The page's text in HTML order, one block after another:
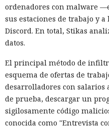
ordenadores con malware
sus estaciones de trabajo y
Discord. En total, Stikas
datos.
El principal método de
esquema de ofertas de
desarrolladores con salarios
de prueba, descargar un
sigilosamente código
conocida como "Entrevista